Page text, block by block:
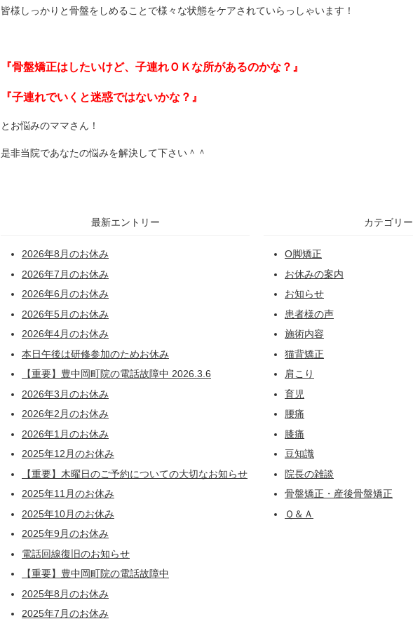
皆様しっかりと骨盤をしめることで様々な状態をケアされていらっしゃいます！
『骨盤矯正はしたいけど、子連れＯＫな所があるのかな？』
『子連れでいくと迷惑ではないかな？』
とお悩みのママさん！
是非当院であなたの悩みを解決して下さい＾＾
最新エントリー
2026年8月のお休み
2026年7月のお休み
2026年6月のお休み
2026年5月のお休み
2026年4月のお休み
本日午後は研修参加のためお休み
【重要】豊中岡町院の電話故障中 2026.3.6
2026年3月のお休み
2026年2月のお休み
2026年1月のお休み
2025年12月のお休み
【重要】木曜日のご予約についての大切なお知らせ
2025年11月のお休み
2025年10月のお休み
2025年9月のお休み
電話回線復旧のお知らせ
【重要】豊中岡町院の電話故障中
2025年8月のお休み
2025年7月のお休み
カテゴリー
O脚矯正
お休みの案内
お知らせ
患者様の声
施術内容
猫背矯正
肩こり
育児
腰痛
膝痛
豆知識
院長の雑談
骨盤矯正・産後骨盤矯正
Ｑ＆Ａ